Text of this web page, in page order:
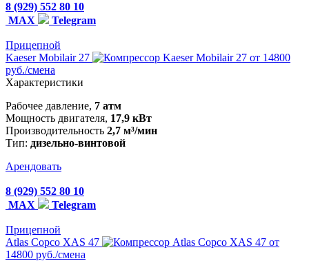
8 (929) 552 80 10
MAX
Telegram
Прицепной
Kaeser Mobilair 27
от 14800
руб./смена
Характеристики
Рабочее давление, 7 атм
Мощность двигателя, 17,9 кВт
Производительность 2,7 м³/мин
Тип: дизельно-винтовой
Арендовать
8 (929) 552 80 10
MAX
Telegram
Прицепной
Atlas Copco XAS 47
от
14800 руб./смена